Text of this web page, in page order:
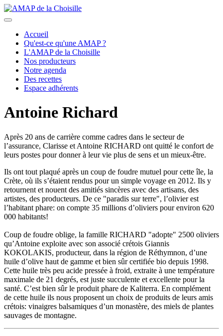
Accueil
Qu'est-ce qu'une AMAP ?
L'AMAP de la Choisille
Nos producteurs
Notre agenda
Des recettes
Espace adhérents
Antoine Richard
Après 20 ans de carrière comme cadres dans le secteur de
l’assurance, Clarisse et Antoine RICHARD ont quitté le confort de
leurs postes pour donner à leur vie plus de sens et un mieux-être.
Ils ont tout plaqué après un coup de foudre mutuel pour cette île, la
Crète, où ils s’étaient rendus pour un simple voyage en 2012. Ils y
retournent et nouent des amitiés sincères avec des artisans, des
artistes, des producteurs. De ce "paradis sur terre", l’olivier est
l’habitant phare: on compte 35 millions d’oliviers pour environ 620
000 habitants!
Coup de foudre oblige, la famille RICHARD "adopte" 2500 oliviers
qu’Antoine exploite avec son associé crétois Giannis
KOKOLAKIS, producteur, dans la région de Réthymnon, d’une
huile d’olive haut de gamme et bien sûr certifiée bio depuis 1998.
Cette huile très peu acide pressée à froid, extraite à une température
maximale de 21 degrés, est juste succulente et excellente pour la
santé. C’est bien sûr le produit phare de Kaliterra. En complément
de cette huile ils nous proposent un choix de produits de leurs amis
crétois: vinaigres balsamiques d’un monastère, des miels de plantes
sauvages de montagne.
précédent
suivant